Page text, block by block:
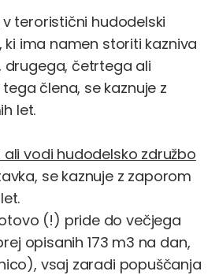
teroristični hudodelski
ki ima namen storiti kazniva
drugega, četrtega ali
člena, se kaznuje z
let.
vodi hudodelsko združbo
se kaznuje z zaporom
(!) pride do večjega
opisanih 173 m3 na dan,
vsaj zaradi popuščanja